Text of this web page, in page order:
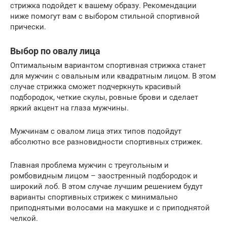
стрижка подойдет к вашему образу. Рекомендации
ниже помогут вам с выбором стильной спортивной
прически.
Выбор по овалу лица
Оптимальным вариантом спортивная стрижка станет
для мужчин с овальным или квадратным лицом. В этом
случае стрижка сможет подчеркнуть красивый
подбородок, четкие скулы, ровные брови и сделает
яркий акцент на глаза мужчины.
Мужчинам с овалом лица этих типов подойдут
абсолютно все разновидности спортивных стрижек.
Главная проблема мужчин с треугольным и
ромбовидным лицом – заостренный подбородок и
широкий лоб. В этом случае лучшим решением будут
варианты спортивных стрижек с минимально
приподнятыми волосами на макушке и с приподнятой
челкой.